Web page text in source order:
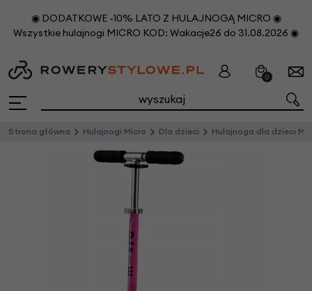
◉ DODATKOWE -10% LATO Z HULAJNOGĄ MICRO ◉
Wszystkie hulajnogi MICRO KOD: Wakacje26 do 31.08.2026 ◉
0
Strona główna Hulajnogi Micro Dla dzieci Hulajnoga dla dzieci Micro Sprite Różowy